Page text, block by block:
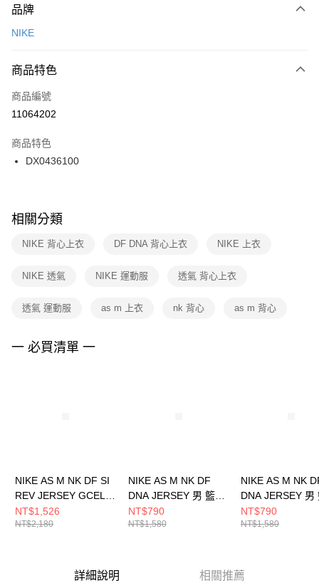
台灣樂天信用卡公司
【關於「AFTEE先享後付」】
便利好安心！
３．安心：先確認商品／服務後，再付款。
【「AFTEE先享後付」結帳流程】
１．於結帳方式選擇「AFTEE先享後付」後，將跳轉至「AFTEE先享後付」
２．訂單成立數日內，您將收到繳費通知簡訊。
３．收到繳費通知簡訊後14天內，點擊此簡訊中的連結，可透過四大超商／
ATM／網路銀行／等多元方式進行付款，方視為交易完成。
※ 交易是否成功請以「AFTEE先享後付 」之結帳頁面顯示為準，若有關於
是否繳費成功／繳費後需取消欲退款等相關疑問，請聯繫「AFTEE先享後付
客戶支援中心」https://netprotections.freshdesk.com/support/home
１．透過由恩沛科技股份有限公司提供之「AFTEE先享後付」服務完成之交
權轉讓予恩沛科技股份有限公司。
３．未成年的使用者請事先徵得法定代理人或監護人之同意方可使用
「AFTEE先享後付」，若未經同意申辦者引起之損失，本公司不負相關責
運送方式
每筆NT$100，滿NT$1,500(含以上)免運費
宅配
每筆NT$100，滿NT$1,500(含以上)免運費
付款後門市自取
每筆NT$100，滿NT$1,500(含以上)免運費
品牌
NIKE
商品特色
商品編號
11064202
商品特色
DX0436100
相關分類
NIKE 背心上衣 DF DNA 背心上衣 NIKE 上衣
NIKE 透氣 NIKE 運動服 透氣 背心上衣
透氣 運動服 as m 上衣 nk 背心 as m 背心
一 必買清單 一
NIKE AS M NK DF SI
REV JERSEY GCEL
男 背心上衣
IH9272010
NT$1,526
NT$2,180
NIKE AS M NK DF
DNA JERSEY 男 籃球
背心 FQ3708010
NT$790
NT$1,580
NIKE AS M NK
DNA JERSEY 男
背心 FQ3708100
NT$790
NT$1,580
詳細說明 相關推薦